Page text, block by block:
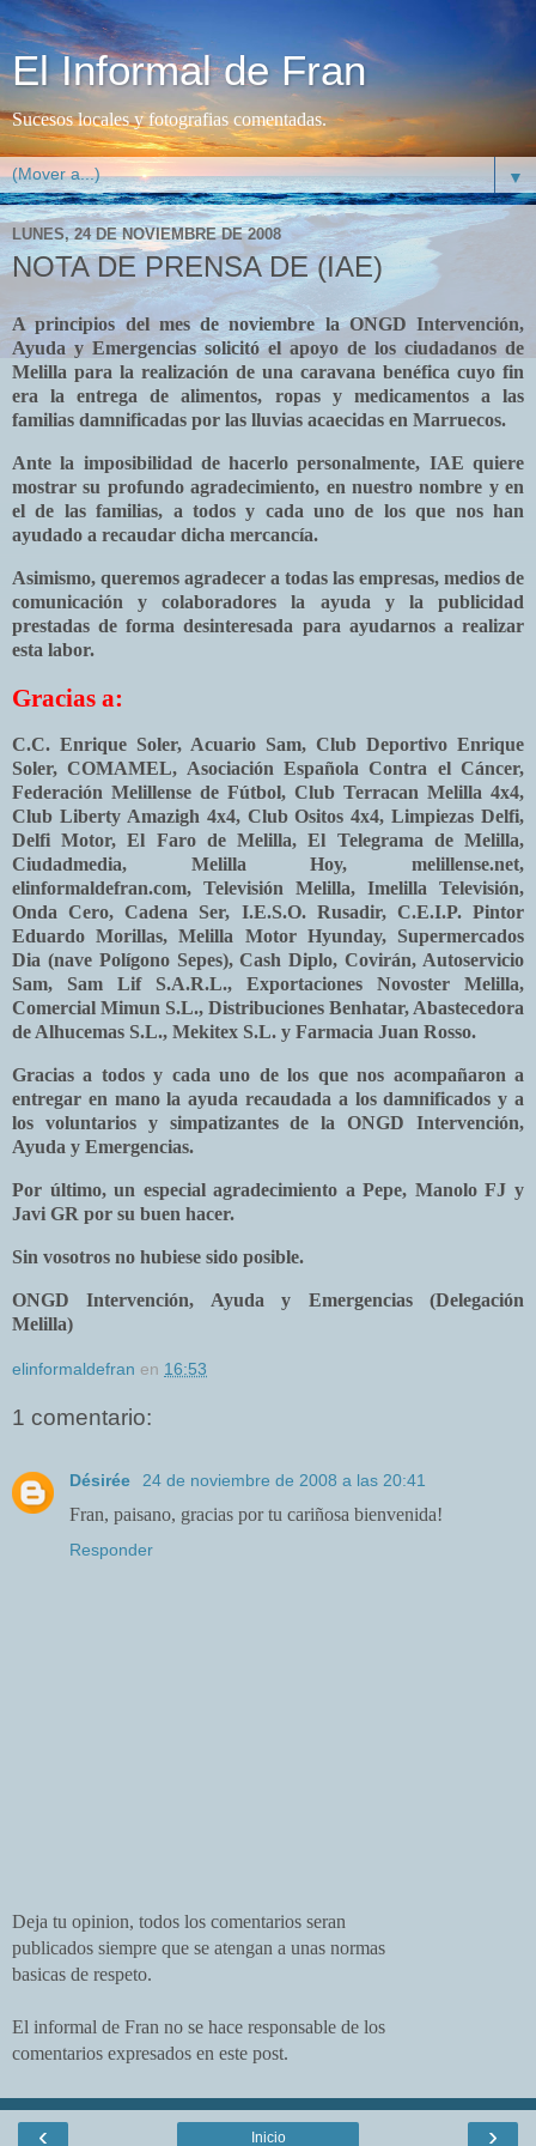
El Informal de Fran
Sucesos locales y fotografias comentadas.
▼
LUNES, 24 DE NOVIEMBRE DE 2008
NOTA DE PRENSA DE (IAE)
A principios del mes de noviembre la ONGD Intervención,
Ayuda y Emergencias solicitó el apoyo de los ciudadanos de
Melilla para la realización de una caravana benéfica cuyo fin
era la entrega de alimentos, ropas y medicamentos a las
familias damnificadas por las lluvias acaecidas en Marruecos.
Ante la imposibilidad de hacerlo personalmente, IAE quiere
mostrar su profundo agradecimiento, en nuestro nombre y en
el de las familias, a todos y cada uno de los que nos han
ayudado a recaudar dicha mercancía.
Asimismo, queremos agradecer a todas las empresas, medios de
comunicación y colaboradores la ayuda y la publicidad
prestadas de forma desinteresada para ayudarnos a realizar
esta labor.
Gracias a:
C.C. Enrique Soler, Acuario Sam, Club Deportivo Enrique
Soler, COMAMEL, Asociación Española Contra el Cáncer,
Federación Melillense de Fútbol, Club Terracan Melilla 4x4,
Club Liberty Amazigh 4x4, Club Ositos 4x4, Limpiezas Delfi,
Delfi Motor, El Faro de Melilla, El Telegrama de Melilla,
Ciudadmedia, Melilla Hoy, melillense.net,
elinformaldefran.com, Televisión Melilla, Imelilla Televisión,
Onda Cero, Cadena Ser, I.E.S.O. Rusadir, C.E.I.P. Pintor
Eduardo Morillas, Melilla Motor Hyunday, Supermercados
Dia (nave Polígono Sepes), Cash Diplo, Covirán, Autoservicio
Sam, Sam Lif S.A.R.L., Exportaciones Novoster Melilla,
Comercial Mimun S.L., Distribuciones Benhatar, Abastecedora
de Alhucemas S.L., Mekitex S.L. y Farmacia Juan Rosso.
Gracias a todos y cada uno de los que nos acompañaron a
entregar en mano la ayuda recaudada a los damnificados y a
los voluntarios y simpatizantes dela ONGD Intervención,
Ayuda y Emergencias.
Por último, un especial agradecimiento a Pepe, Manolo FJ y
Javi GR por su buen hacer.
Sin vosotros no hubiese sido posible.
ONGD Intervención, Ayuda y Emergencias (Delegación
Melilla)
elinformaldefran en 16:53
1 comentario:
Désirée 24 de noviembre de 2008 a las 20:41
Fran, paisano, gracias por tu cariñosa bienvenida!
Responder
Deja tu opinion, todos los comentarios seran
publicados siempre que se atengan a unas normas
basicas de respeto.
El informal de Fran no se hace responsable de los
comentarios expresados en este post.
‹ ›
Inicio